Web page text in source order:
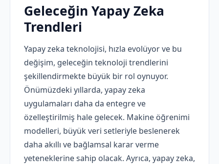
Geleceğin Yapay Zeka
Trendleri
Yapay zeka teknolojisi, hızla evolüyor ve bu
değişim, geleceğin teknoloji trendlerini
şekillendirmekte büyük bir rol oynuyor.
Önümüzdeki yıllarda, yapay zeka
uygulamaları daha da entegre ve
özelleştirilmiş hale gelecek. Makine öğrenimi
modelleri, büyük veri setleriyle beslenerek
daha akıllı ve bağlamsal karar verme
yeteneklerine sahip olacak. Ayrıca, yapay zeka,